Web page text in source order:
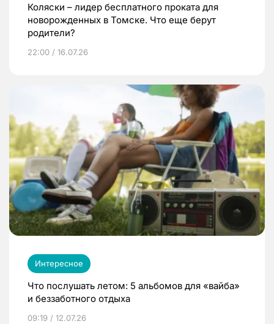
Коляски – лидер бесплатного проката для
новорожденных в Томске. Что еще берут
родители?
22:00 / 16.07.26
Интересное
Что послушать летом: 5 альбомов для «вайба»
и беззаботного отдыха
09:19 / 12.07.26